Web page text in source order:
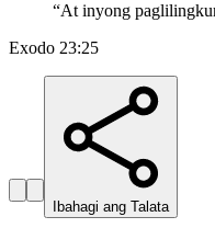
“At inyong
Exodo 23:25
Ibahagi ang Talata